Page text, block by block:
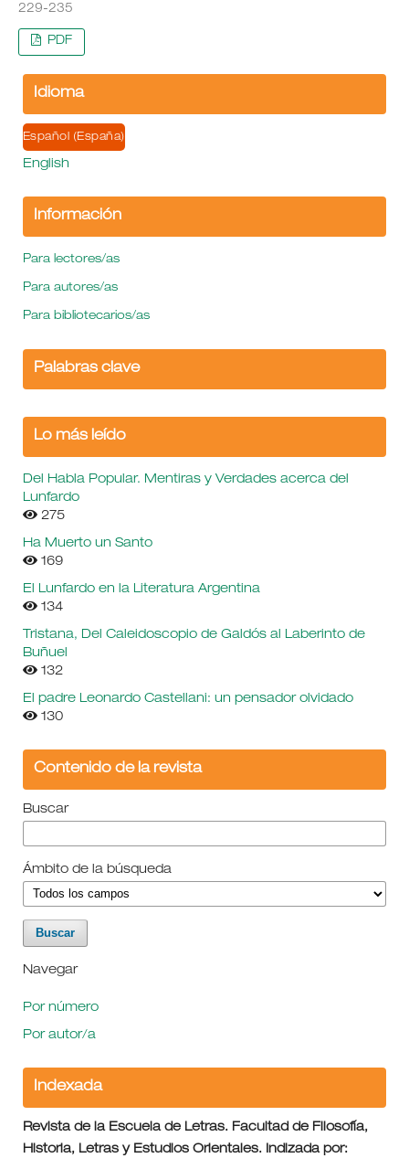
229-235
PDF
Idioma
Español (España)
English
Información
Para lectores/as
Para autores/as
Para bibliotecarios/as
Palabras clave
Lo más leído
Del Habla Popular. Mentiras y Verdades acerca del
Lunfardo
275
Ha Muerto un Santo
169
El Lunfardo en la Literatura Argentina
134
Tristana, Del Caleidoscopio de Galdós al Laberinto de
Buñuel
132
El padre Leonardo Castellani: un pensador olvidado
130
Contenido de la revista
Buscar
Ámbito de la búsqueda
Navegar
Por número
Por autor/a
Indexada
Revista de la Escuela de Letras. Facultad de Filosofía,
Historia, Letras y Estudios Orientales. Indizada por: